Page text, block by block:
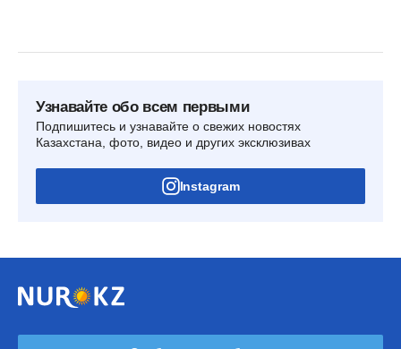
Узнавайте обо всем первыми
Подпишитесь и узнавайте о свежих новостях
Казахстана, фото, видео и других эксклюзивах
Instagram